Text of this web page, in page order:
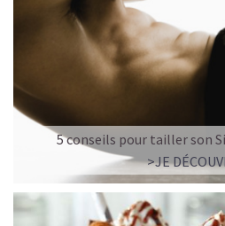
5 conseils pour tailler son
>JE